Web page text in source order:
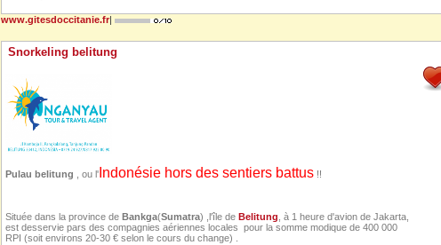
www.gitesdoccitanie.fr|
Snorkeling belitung
Pulau belitung , ou l'Indonésie hors des sentiers battus !!
Située dans la province deBankga(Sumatra) ,l'île de Belitung , à 1 heure d'avion de Jakarta,
est desservie pars des compagnies aériennes locales pour la somme modique de 400 000
RPI (soit environs 20-30 € selon le cours du change) .